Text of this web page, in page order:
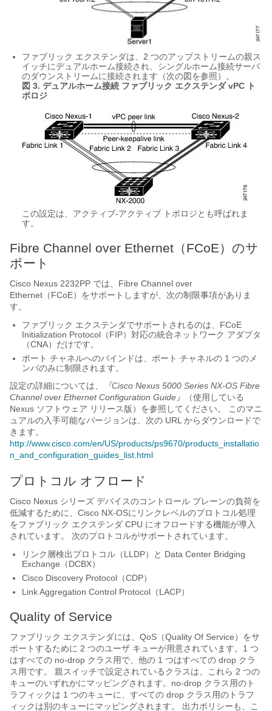
ファブリック エクステンダは、2 つのアップストリームの親ス
イッチにデュアルホーム接続され、シングルホーム接続サーバ
のダウンストリームに接続されます（次の図を参照）。
図 3. デュアルホーム接続 ファブリック エクステンダvPC ト
ポロジ
この設定は、アクティブ-アクティブ トポロジとも呼ばれま
す。
Fibre Channel over Ethernet（FCoE）のサ
ポート
Cisco Nexus 2232PP では、Fibre Channel over
Ethernet（FCoE）をサポートしますが、次の制限事項がありま
す。
ファブリック エクステンダでサポートされるのは、FCoE
Initialization Protocol（FIP）対応の統合ネットワーク アダプタ
（CNA）だけです。
ポート チャネルへのバインドは、ポート チャネルの 1 つのメ
ンバのみに制限されます。
設定の詳細については、
『Cisco Nexus 5000 Series NX-OS Fibre
Channel over Ethernet Configuration Guide』
（使用している
Nexus ソフトウェア リリース版）を参照してください。 このマニ
ュアルの入手可能なバージョンは、次の URL からダウンロードで
きます。
http://www.cisco.com/en/US/products/ps9670/products_installatio
n_and_configuration_guides_list.html
プロトコル オフロード
Cisco Nexus シリーズ デバイスのコントロール プレーンの負荷を
低減するために、 Cisco NX-OSにリンクレベルのプロトコル処理
をファブリック エクステンダ CPU にオフロードする機能が導入
されています。 次のプロトコルがサポートされています。
リンク層検出プロトコル（LLDP）と Data Center Bridging
Exchange（DCBX）
Cisco Discovery Protocol（CDP）
Link Aggregation Control Protocol（LACP）
Quality of Service
ファブリック エクステンダには、QoS（Quality Of Service）をサ
ポートするために 2 つのユーザ キューが用意されています。1 つ
はすべての no-drop クラス用で、他の 1 つはすべての drop クラ
ス用です。 親スイッチで設定されているクラスは、これら 2 つの
キューのいずれかにマッピングされます。no-drop クラス用のト
ラフィックは 1 つのキューに、すべての drop クラス用のトラフ
ィックは別のキューにマッピングされます。 出力ポリシーも、こ